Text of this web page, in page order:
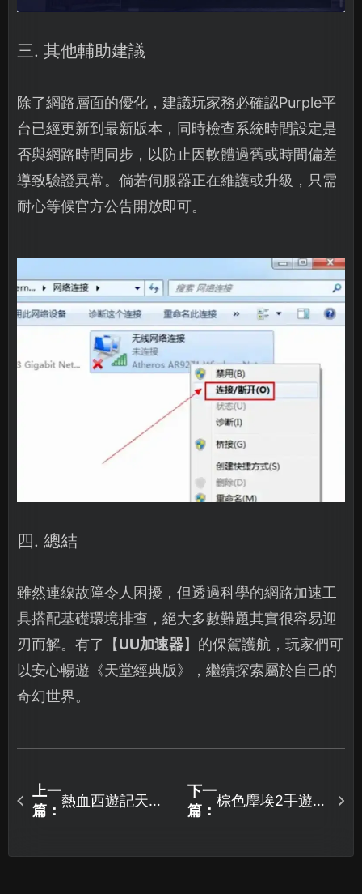
三. 其他輔助建議
除了網路層面的優化，建議玩家務必確認Purple平
台已經更新到最新版本，同時檢查系統時間設定是
否與網路時間同步，以防止因軟體過舊或時間偏差
導致驗證異常。倘若伺服器正在維護或升級，只需
耐心等候官方公告開放即可。
四. 總結
雖然連線故障令人困擾，但透過科學的網路加速工
具搭配基礎環境排查，絕大多數難題其實很容易迎
刃而解。有了【UU加速器】的保駕護航，玩家們可
以安心暢遊《天堂經典版》，繼續探索屬於自己的
奇幻世界。
上一
篇：
熱血西遊記天竺
策，加上UU雲端
下一
篇：
棕色塵埃2手遊掉
解！